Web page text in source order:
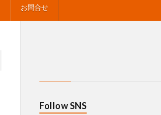
お問合せ
Follow SNS